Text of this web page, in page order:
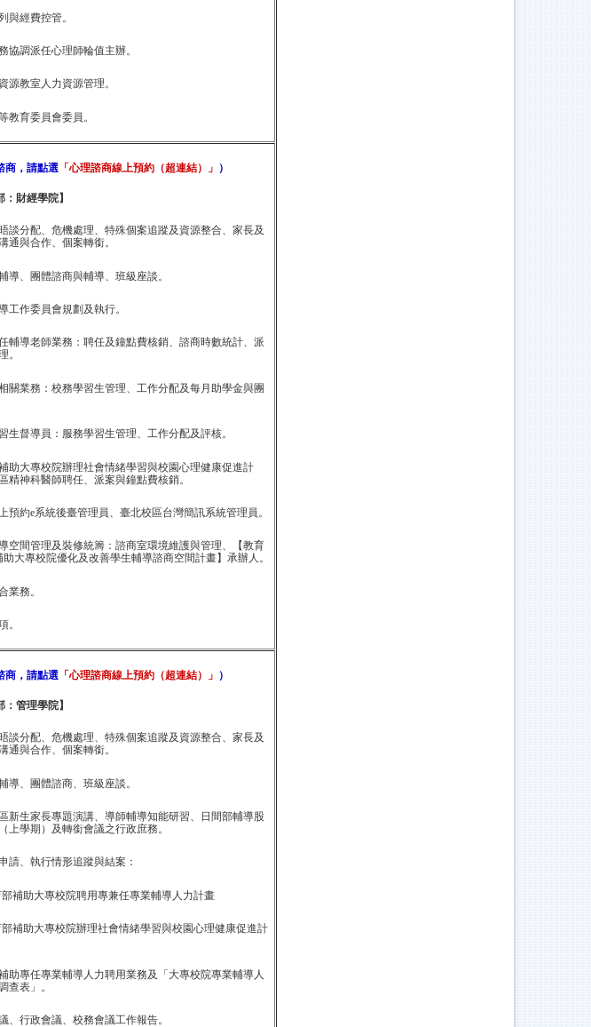
與經費控管。
協調派任心理師輪值主辦。
源教室人力資源管理。
教育委員會委員。
商，請點選 「心理諮商線上預約（超連結）」 ）
財經學院】
談分配、危機處理、特殊個案追蹤及資源整合、家長及
通與合作、個案轉銜。
導、團體諮商與輔導、班級座談。
工作委員會規劃及執行。
輔導老師業務：聘任及鐘點費核銷、諮商時數統計、派
。
關業務：校務學習生管理、工作分配及每月助學金與團
生督導員：服務學習生管理、工作分配及評核。
助大專校院辦理社會情緒學習與校園心理健康促進計
精神科醫師聘任、派案與鐘點費核銷。
預約e系統後臺管理員、臺北校區台灣簡訊系統管理員。
空間管理及裝修統籌：諮商室環境維護與管理、【教育
助大專校院優化及改善學生輔導諮商空間計畫】承辦人 。
業務。
。
商，請點選 「心理諮商線上預約（超連結）」 ）
管理學院】
談分配、危機處理、特殊個案追蹤及資源整合、家長及
通與合作、個案轉銜。
導、團體諮商、班級座談。
新生家長專題演講、導師輔導知能研習、日間部輔導股
上學期）及轉銜會議之行政庶務。
請、執行情形追蹤與結案：
補助大專校院聘用專兼任專業輔導人力計畫
補助大專校院辦理社會情緒學習與校園心理健康促進計
助專任專業輔導人力聘用業務及「大專校院專業輔導人
查表」。
、行政會議、校務會議工作報告。